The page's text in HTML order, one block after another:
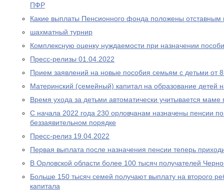
ПФР
Какие выплаты Пенсионного фонда положены
шахматный турнир
Комплексную оценку нуждаемости при назначении
Пресс-релизы 01.04.2022
Прием заявлений на новые пособия семьям с детьми от
Материнский (семейный) капитал на образование детей
Время ухода за детьми автоматически учитывается
С начала 2022 года 230 орловчанам назначены пенсии
беззаявительном порядке
Пресс-релиз 19.04.2022
Первая выплата после назначения пенсии теперь
В Орловской области более 100 тысяч получателей
Больше 150 тысяч семей получают выплату на второго
капитала